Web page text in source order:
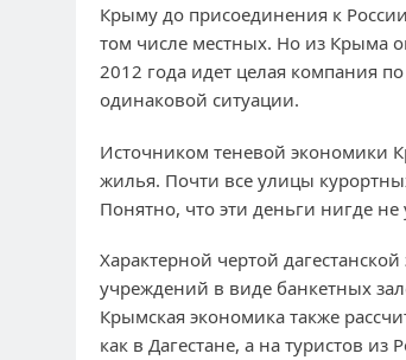
Крыму до присоединения к
том числе местных. Но из Крыма
2012 года идет целая компания
одинаковой ситуации.
Источником теневой экономики
жилья. Почти все улицы
Понятно, что эти деньги нигде
Характерной чертой
учреждений в виде банкетных
Крымская экономика также
как в Дагестане, а на туристов